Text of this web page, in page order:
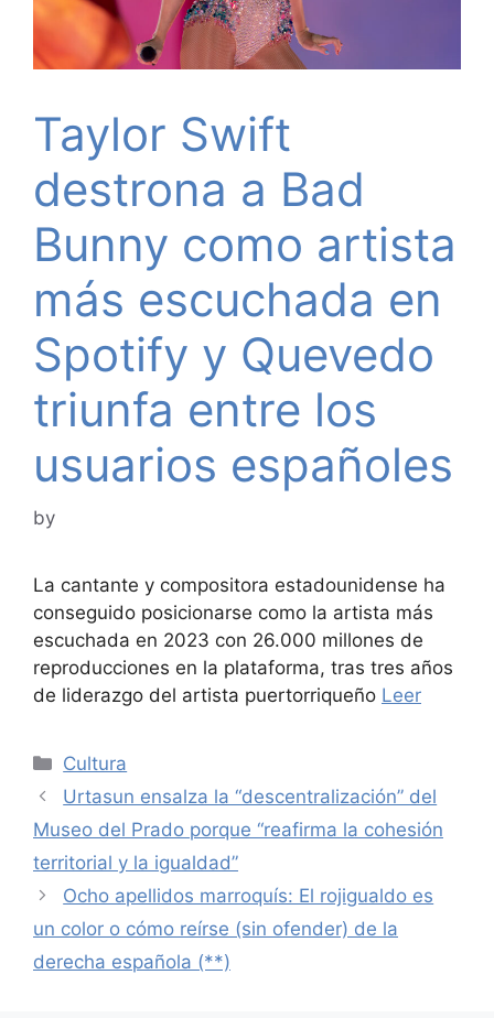
Taylor Swift
destrona a Bad
Bunny como artista
más escuchada en
Spotify y Quevedo
triunfa entre los
usuarios españoles
by
La cantante y compositora estadounidense ha
conseguido posicionarse como la artista más
escuchada en 2023 con 26.000 millones de
reproducciones en la plataforma, tras tres años
de liderazgo del artista puertorriqueño Leer
Categories
Cultura
Urtasun ensalza la “descentralización” del
Museo del Prado porque “reafirma la cohesión
territorial y la igualdad”
Ocho apellidos marroquís: El rojigualdo es
un color o cómo reírse (sin ofender) de la
derecha española (**)